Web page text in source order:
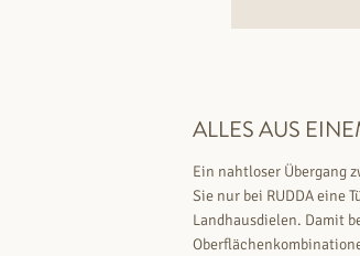
ALLES AUS
Ein nahtloser Übergang
Sie nur bei RUDDA eine
Landhausdielen. Damit